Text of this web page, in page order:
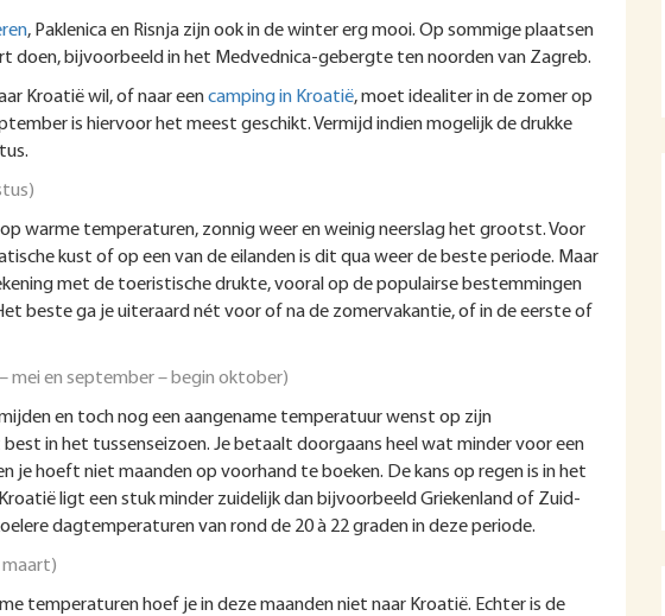
, Paklenica en Risnja zijn ook in de winter erg mooi. Op sommige plaatsen
doen, bijvoorbeeld in het Medvednica-gebergte ten noorden van Zagreb.
Kroatië wil, of naar eencamping in Kroatië, moet idealiter in de zomer op
is hiervoor het meest geschikt. Vermijd indien mogelijk de drukke
op warme temperaturen, zonnig weer en weinig neerslag het grootst. Voor
kust of op een van de eilanden is dit qua weer de beste periode. Maar
met de toeristische drukte, vooral op de populairse bestemmingen
beste ga je uiteraard nét voor of na de zomervakantie, of in de eerste of
mei en september – begin oktober)
en toch nog een aangename temperatuur wenst op zijn
in het tussenseizoen. Je betaalt doorgaans heel wat minder voor een
je hoeft niet maanden op voorhand te boeken. De kans op regen is in het
ligt een stuk minder zuidelijk dan bijvoorbeeld Griekenland of Zuid-
dagtemperaturen van rond de 20 à 22 graden in deze periode.
maart)
temperaturen hoef je in deze maanden niet naar Kroatië. Echter is de